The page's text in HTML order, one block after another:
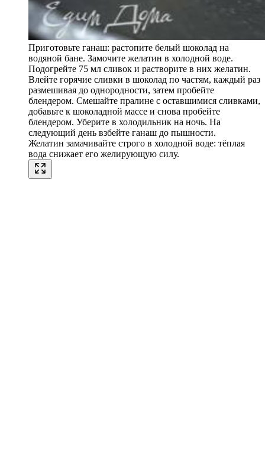
Приготовьте ганаш: растопите белый шоколад на
водяной бане. Замочите желатин в холодной воде.
Подогрейте 75 мл сливок и растворите в них желатин.
Влейте горячие сливки в шоколад по частям, каждый раз
размешивая до однородности, затем пробейте
блендером. Смешайте пралине с оставшимися сливками,
добавьте к шоколадной массе и снова пробейте
блендером. Уберите в холодильник на ночь. На
следующий день взбейте ганаш до пышности.
Желатин замачивайте строго в холодной воде: тёплая
вода снижает его желирующую силу.